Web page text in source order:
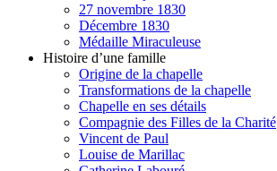
27 novembre 1830
Décembre 1830
Médaille Miraculeuse
Histoire d’une famille
Origine de la chapelle
Transformations de la chapelle
Chapelle en ses détails
Compagnie des Filles de la Charité
Vincent de Paul
Louise de Marillac